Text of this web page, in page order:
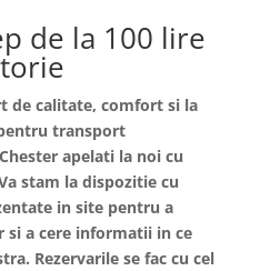
de la 100 lire
de calitate, comfort si la
transport
Chester apelati la noi cu
stam la dispozitie cu
in site pentru a
si a cere informatii in ce
Rezervarile se fac cu cel